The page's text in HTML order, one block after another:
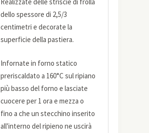
dello spessore di 2,5/3
centimetri e decorate la
superficie della pastiera.
Infornate in forno statico
preriscaldato a 160°C sul ripiano
più basso del forno e lasciate
cuocere per 1 ora e mezza o
fino a che un stecchino inserito
all'interno del ripieno ne uscirà